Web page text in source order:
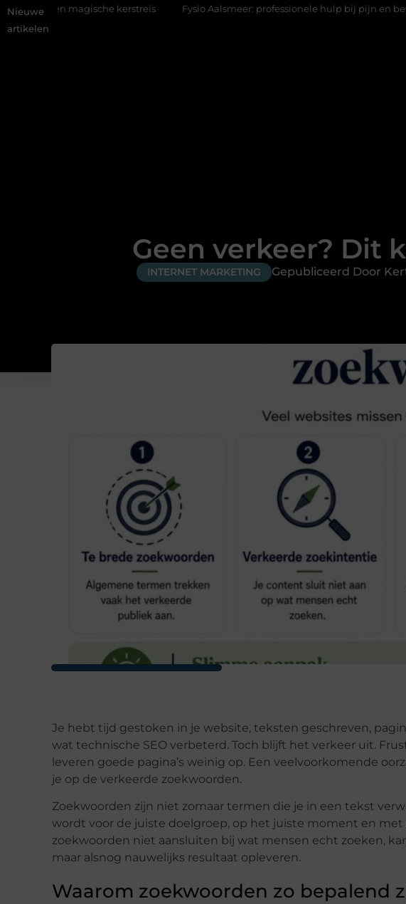
Nieuwe
artikelen
kerstreis Fysio Aalsmeer: professionele hulp bij pijn en
Geen verkeer? Dit
INTERNET MARKETING Gepubliceerd Door
Je hebt tijd gestoken in je website, teksten geschreven,
wat technische SEO verbeterd. Toch blijft het verkeer uit.
leveren goede pagina’s weinig op. Een veelvoorkomende
je op de verkeerde zoekwoorden.
Zoekwoorden zijn niet zomaar termen die je in een tekst
wordt voor de juiste doelgroep, op het juiste moment en met
zoekwoorden niet aansluiten bij wat mensen echt zoeken,
maar alsnog nauwelijks resultaat opleveren.
Waarom zoekwoorden zo bepalend